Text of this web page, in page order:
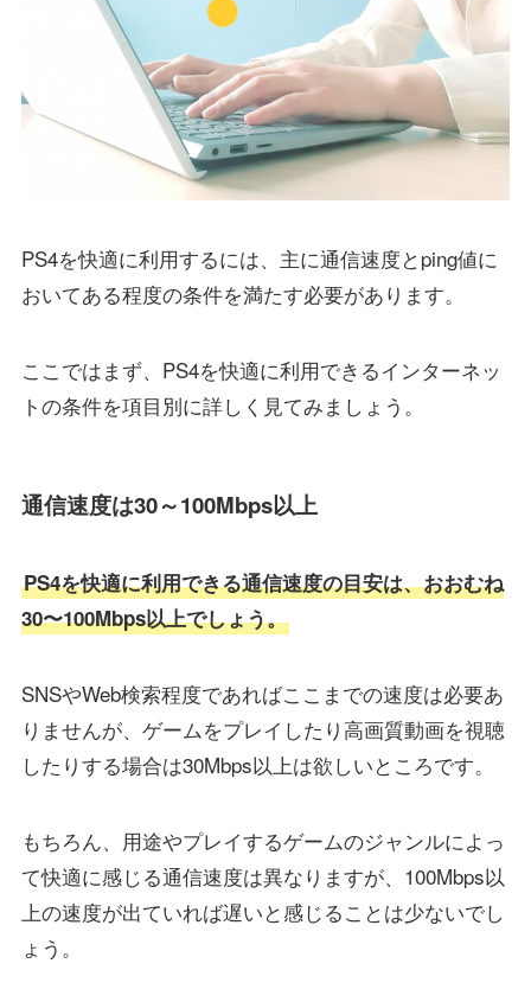
PS4を快適に利用するには、主に通信速度とping値に
おいてある程度の条件を満たす必要があります。
ここではまず、PS4を快適に利用できるインターネッ
トの条件を項目別に詳しく見てみましょう。
通信速度は30～100Mbps以上
PS4を快適に利用できる通信速度の目安は、おおむね
30〜100Mbps以上でしょう。
SNSやWeb検索程度であればここまでの速度は必要あ
りませんが、ゲームをプレイしたり高画質動画を視聴
したりする場合は30Mbps以上は欲しいところです。
もちろん、用途やプレイするゲームのジャンルによっ
て快適に感じる通信速度は異なりますが、100Mbps以
上の速度が出ていれば遅いと感じることは少ないでし
ょう。